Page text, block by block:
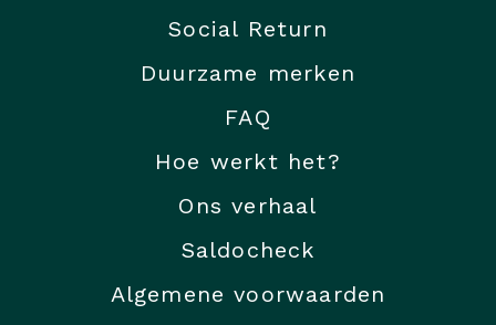
Social Return
Duurzame merken
FAQ
Hoe werkt het?
Ons verhaal
Saldocheck
Algemene voorwaarden